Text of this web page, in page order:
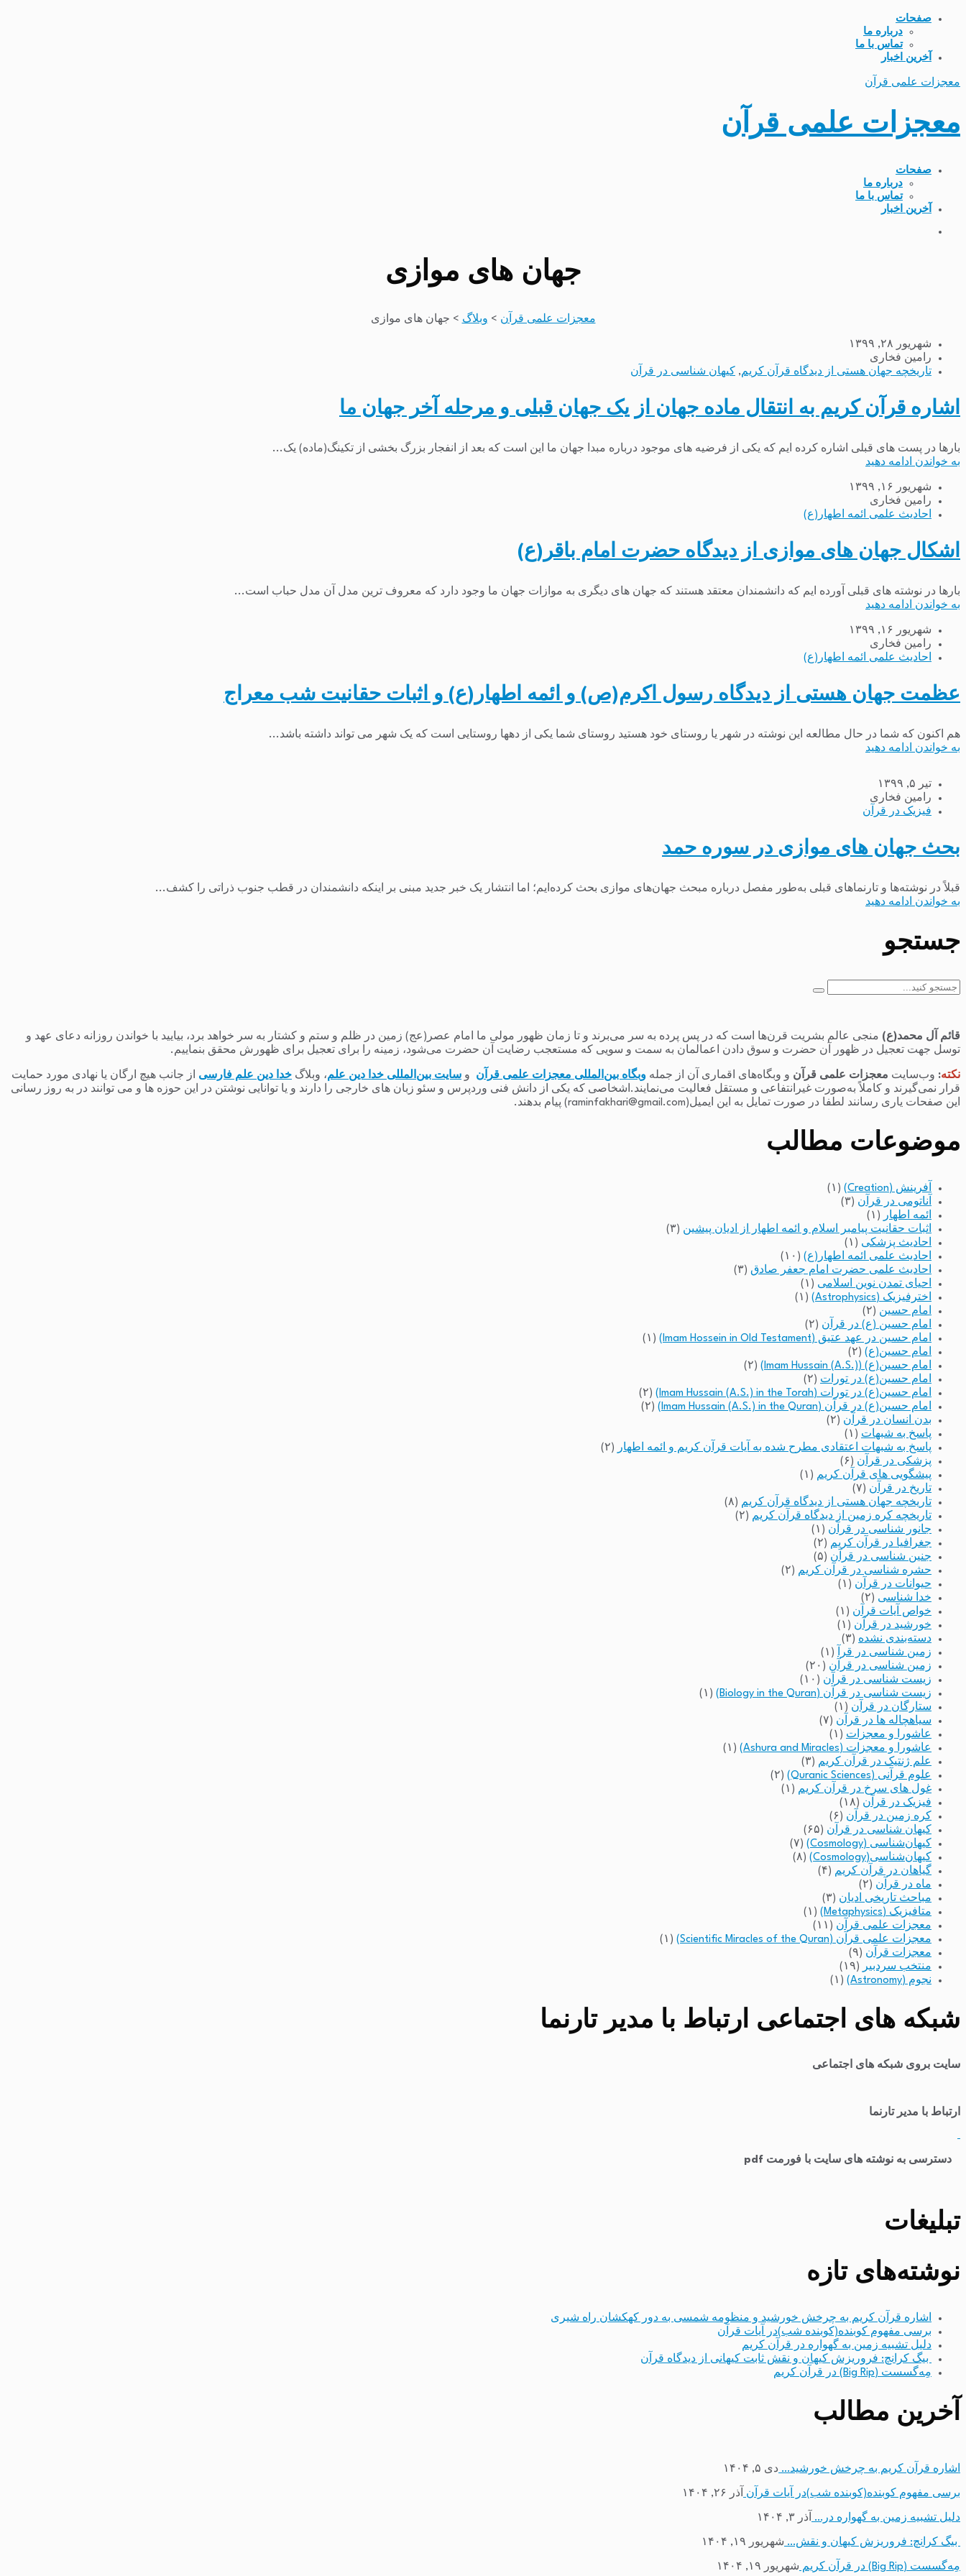
صفحات
درباره ما
تماس با ما
آخرین اخبار
معجزات علمی قرآن
معجزات علمی قرآن
صفحات
درباره ما
تماس با ما
آخرین اخبار
جهان های موازی
معجزات علمی قرآن > وبلاگ > جهان های موازی
شهریور ۲۸, ۱۳۹۹
رامین فخاری
تاریخچه جهان هستی از دیدگاه قرآن کریم, کیهان شناسی در قرآن
اشاره قرآن کریم به انتقال ماده جهان از یک جهان قبلی و مرحله آخر جهان ما
بارها در پست های قبلی اشاره کرده ایم که یکی از فرضیه های موجود درباره مبدا جهان ما این است که بعد از انفجار بزرگ بخشی از تکینگ(ماده) یک...
به خواندن ادامه دهید
شهریور ۱۶, ۱۳۹۹
رامین فخاری
احادیث علمی ائمه اطهار(ع)
اشکال جهان های موازی از دیدگاه حضرت امام باقر(ع)
بارها در نوشته های قبلی آورده ایم که دانشمندان معتقد هستند که جهان های دیگری به موازات جهان ما وجود دارد که معروف ترین مدل آن مدل حباب است...
به خواندن ادامه دهید
شهریور ۱۶, ۱۳۹۹
رامین فخاری
احادیث علمی ائمه اطهار(ع)
عظمت جهان هستی از دیدگاه رسول اکرم(ص) و ائمه اطهار(ع) و اثبات حقانیت شب معراج
هم اکنون که شما در حال مطالعه این نوشته در شهر یا روستای خود هستید روستای شما یکی از دهها روستایی است که یک شهر می تواند داشته باشد...
به خواندن ادامه دهید
تیر ۵, ۱۳۹۹
رامین فخاری
فیزیک در قرآن
بحث جهان های موازی در سوره حمد
قبلاً در نوشته‌ها و تارنماهای قبلی به‌طور مفصل درباره مبحث جهان‌های موازی بحث کرده‌ایم؛ اما انتشار یک خبر جدید مبنی بر اینکه دانشمندان در قطب جنوب ذراتی را کشف...
به خواندن ادامه دهید
جستجو
جستجو
قائم آل محمد(ع) منجی عالم بشریت قرن‌ها است که در پس پرده به سر می‌برند و تا زمان ظهور مولی ما امام عصر(عج) زمین در ظلم و ستم و کشتار به سر خواهد برد، بیایید با خواندن روزانه دعای عهد و
توسل جهت تعجیل در ظهور آن حضرت و سوق دادن اعمالمان به سمت و سویی که مستعجب رضایت آن حضرت می‌شود، زمینه را برای تعجیل برای ظهورش محقق بنماییم.
نکته: وب‌سایت معجزات علمی قرآن و وبگاه‌های اقماری آن از جمله وبگاه بین‌المللی معجزات علمی قرآن و سایت بین‌المللی خدا دین علم، وبلاگ خدا دین علم فارسی از جانب هیچ ارگان یا نهادی مورد حمایت
قرار نمی‌گیرند و کاملاً به‌صورت غیرانتفاعی و مستقل فعالیت می‌نمایند.اشخاصی که یکی از دانش فنی وردپرس و سئو زبان های خارجی را دارند و یا توانایی نوشتن در این حوزه ها و می توانند در به روز رسانی
این صفحات یاری رسانند لطفا در صورت تمایل به این ایمیل(raminfakhari@gmail.com) پیام بدهند.
موضوعات مطالب
آفرینش (Creation)
(۱)
آناتومی در قرآن (۳)
ائمه اطهار
(۱)
اثبات حقانیت پیامبر اسلام و ائمه اطهار از ادیان پیشین (۳)
احادیث پزشکی (۱)
احادیث علمی ائمه اطهار(ع) (۱۰)
احادیث علمی حضرت امام جعفر صادق (۳)
احیای تمدن نوین اسلامی (۱)
اخترفیزیک (Astrophysics)
(۱)
امام حسین (۲)
امام حسین (ع) در قرآن (۲)
امام حسین در عهد عتیق (Imam Hossein in Old Testament)
(۱)
امام حسین(ع) (۲)
امام حسین(ع) (Imam Hussain (A.S.))
(۲)
امام حسین(ع) در تورات (۲)
امام حسین(ع) در تورات (Imam Hussain (A.S.) in the Torah)
(۲)
امام حسین(ع) در قرآن (Imam Hussain (A.S.) in the Quran)
(۲)
بدن انسان در قرآن (۲)
پاسخ به شبهات (۱)
پاسخ به شبهات اعتقادی مطرح شده به آیات قرآن کریم و ائمه اطهار
(۲)
پزشکی در قرآن (۶)
پیشگویی های قرآن کریم (۱)
تاریخ در قرآن (۷)
تاریخچه جهان هستی از دیدگاه قرآن کریم (۸)
تاریخچه کره زمین از دیدگاه قرآن کریم (۲)
جانور شناسی در قرآن (۱)
جغرافیا در قرآن کریم (۲)
جنین شناسی در قرآن (۵)
حشره شناسی در قرآن کریم (۲)
حیوانات در قرآن (۱)
خدا شناسی (۲)
خواص آیات قرآن (۱)
خورشید در قرآن (۱)
دسته‌بندی نشده (۳)
زمین شناسی در قرآ
(۱)
زمین شناسی در قرآن (۲۰)
زیست شناسی در قرآن (۱۰)
زیست شناسی در قرآن (Biology in the Quran)
(۱)
ستارگان در قرآن (۱)
سیاهچاله ها در قرآن (۷)
عاشورا و معجزات (۱)
عاشورا و معجزات (Ashura and Miracles)
(۱)
علم ژنتیک در قرآن کریم (۳)
علوم قرآنی (Quranic Sciences)
(۲)
غول های سرخ در قرآن کریم (۱)
فیزیک در قرآن (۱۸)
کره زمین در قرآن (۶)
کیهان شناسی در قرآن (۶۵)
کیهان‌شناسی (Cosmology)
(۷)
کیهان‌شناسی(Cosmology)
(۸)
گیاهان در قرآن کریم (۴)
ماه در قرآن (۲)
مباحث تاریخی ادیان (۳)
متافیزیک (Metaphysics)
(۱)
معجزات علمی قرآن (۱۱)
معجزات علمی قرآن (Scientific Miracles of the Quran)
(۱)
معجزات قرآن (۹)
منتخب سردبیر
(۱۹)
نجوم (Astronomy)
(۱)
شبکه های اجتماعی ارتباط با مدیر تارنما
سایت بروی شبکه های اجتماعی
ارتباط با مدیر تارنما
دسترسی به نوشته های سایت با فورمت pdf
تبلیغات
نوشته‌های تازه
اشاره قرآن کریم به چرخش خورشید و منظومه شمسی به دور کهکشان راه شیری
برسی مفهوم کوبنده(کوبنده شب)در آیات قرآن
دلیل تشبیه زمین به گهواره در قرآن کریم
بیگ کرانچ: فروریزش کیهان و نقش ثابت کیهانی از دیدگاه قرآن
مِه‌گسست (Big Rip) در قرآن کریم
آخرین مطالب
اشاره قرآن کریم به چرخش خورشید… دی ۵, ۱۴۰۴
برسی مفهوم کوبنده(کوبنده شب)در آیات قرآن آذر ۲۶, ۱۴۰۴
دلیل تشبیه زمین به گهواره در… آذر ۳, ۱۴۰۴
بیگ کرانچ: فروریزش کیهان و نقش… شهریور ۱۹, ۱۴۰۴
مِه‌گسست (Big Rip) در قرآن کریم شهریور ۱۹, ۱۴۰۴